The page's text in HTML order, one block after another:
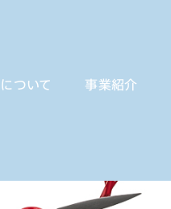
ついて 事業紹介